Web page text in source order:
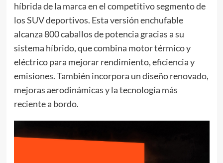
híbrida de la marca en el competitivo segmento de
los SUV deportivos. Esta versión enchufable
alcanza 800 caballos de potencia gracias a su
sistema híbrido, que combina motor térmico y
eléctrico para mejorar rendimiento, eficiencia y
emisiones. También incorpora un diseño renovado,
mejoras aerodinámicas y la tecnología más
reciente a bordo.